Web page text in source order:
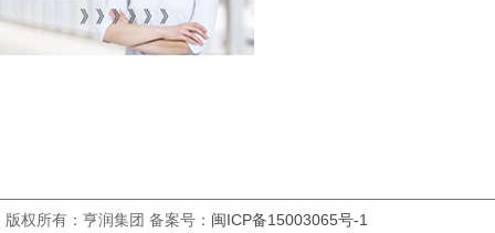
版权所有：亨润集团 备案号： 闽ICP备15003065号-1